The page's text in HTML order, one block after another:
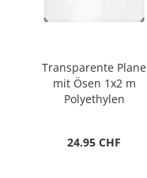
Transparente Plane
mit Ösen 1x2 m
Polyethylen
24.95 CHF